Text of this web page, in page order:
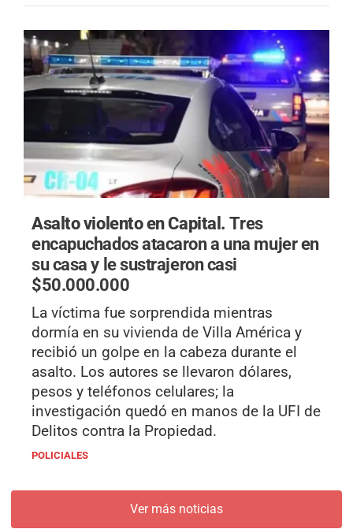
Asalto violento en Capital.Tres
encapuchados atacaron a una mujer en
su casa y le sustrajeron casi
$50.000.000
La víctima fue sorprendida mientras
dormía en su vivienda de Villa América y
recibió un golpe en la cabeza durante el
asalto. Los autores se llevaron dólares,
pesos y teléfonos celulares; la
investigación quedó en manos de la UFI de
Delitos contra la Propiedad.
POLICIALES
Ver más noticias